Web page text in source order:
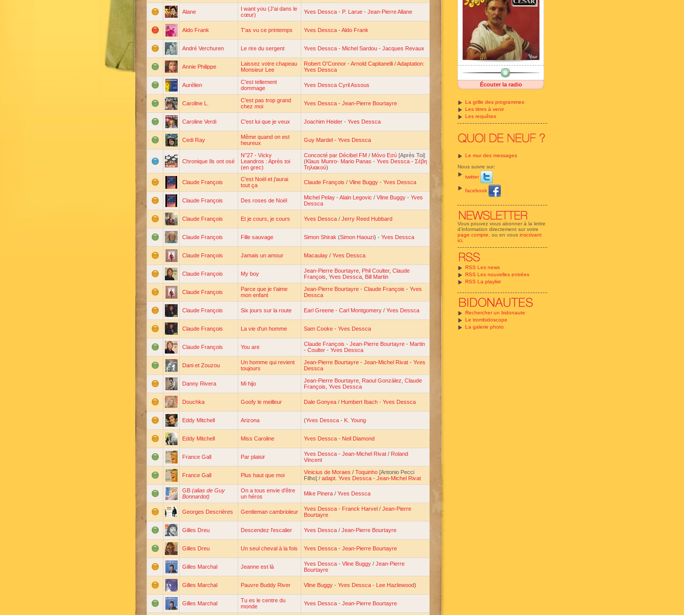
Écouter la radio
La grille des programmes
Les titres à venir
Les requêtes
Le mur des messages
Nous suivre sur:
twitter
facebook
Vous pouvez vous abonner à la lettre
d'information directement sur votre
page compte , ou en vous inscrivant
ici
RSS Les news
RSS Les nouvelles entrées
RSS La playlist
Rechercher un bidonaute
Le trombidoscope
La galerie photo
Alane
I want you (J'ai dans le
cœur)
Yves Dessca - P. Larue - Jean-Pierre Allane
Aldo Frank T'as vu ce printemps Yves Dessca -Aldo Frank
André Verchuren Le rire du sergent Yves Dessca - Michel Sardou - Jacques Revaux
Annie Philippe
Laissez votre chapeau
Monsieur Lee
Robert O'Connor -Arnold Capitanelli /Adaptation:
Yves Dessca
Aurélien
C'est tellement
dommage
Yves Dessca Cyril Assous
Caroline L.
C'est pas trop grand
chez moi
Yves Dessca - Jean-Pierre Bourtayre
Caroline Verdi C'est lui que je veux Joachim Heider - Yves Dessca
Cedi Ray
Même quand on est
heureux
Guy Mardel - Yves Dessca
Chronique Ils ont osé
N°27 - Vicky
Leandros : Après toi
(en grec)
Concocté par Décibel FM / Μόνο Εσύ [Après Toi]
(Klaus Munro- Mario Panas - Yves Dessca - Σέβη
Τηλιακού)
Claude François
C'est Noël et j'aurai
tout ça
Claude François / Vline Buggy - Yves Dessca
Claude François Des roses de Noël Michel Pelay - Alain Legovic / Vline Buggy - Yves
Dessca
Claude François Et je cours, je cours Yves Dessca / Jerry Reed Hubbard
Claude François Fille sauvage Simon Shirak (Simon Haouzi) - Yves Dessca
Claude François Jamais un amour Macaulay / Yves Dessca
Claude François My boy Jean-Pierre Bourtayre Phil Coulter, Claude
François Yves Dessca Bill Martin
Claude François
Parce que je t'aime
mon enfant
Jean-Pierre Bourtayre - Claude François - Yves
Dessca
Claude François Six jours sur la route Earl Greene - Carl Montgomery / Yves Dessca
Claude François La vie d'un homme Sam Cooke - Yves Dessca
Claude François You are Claude François - Jean-Pierre Bourtayre - Martin
- Coulter - Yves Dessca
Dani et Zouzou
Un homme qui revient
toujours
Jean-Pierre Bourtayre - Jean-Michel Rivat - Yves
Dessca
Danny Rivera Mi hijo Jean-Pierre Bourtayre Raoul González Claude
François Yves Dessca
Douchka Goofy le meilleur Dale Gonyea / Humbert Ibach - Yves Dessca
Eddy Mitchell Arizona (Yves Dessca - K. Young
Eddy Mitchell Miss Caroline Yves Dessca - Neil Diamond
France Gall Par plaisir Yves Dessca - Jean-Michel Rivat / Roland
Vincent
France Gall Plus haut que moi Vinicius de Moraes / Toquinho [Antonio Pecci
Filho] / adapt. Yves Dessca - Jean-Michel Rivat
GB (alias de Guy
Bonnardot)
On a tous envie d'être
un héros
Mike Pinera / Yves Dessca
Georges Descrières Gentleman cambrioleur Yves Dessca - Franck Harvel / Jean-Pierre
Bourtayre
Gilles Dreu Descendez l'escalier Yves Dessca / Jean-Pierre Bourtayre
Gilles Dreu Un seul cheval à la fois Yves Dessca - Jean-Pierre Bourtayre
Gilles Marchal Jeanne est là Yves Dessca - Vline Buggy / Jean-Pierre
Bourtayre
Gilles Marchal Pauvre Buddy River Vline Buggy - Yves Dessca - Lee Hazlewood)
Gilles Marchal
Tu es le centre du
monde
Yves Dessca - Jean-Pierre Bourtayre